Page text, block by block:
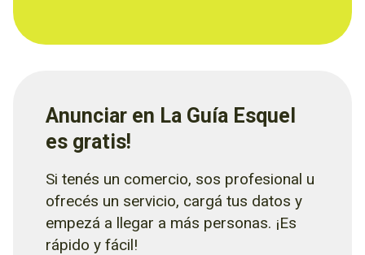
Anunciar en La Guía Esquel
es gratis!
Si tenés un comercio, sos profesional u
ofrecés un servicio, cargá tus datos y
empezá a llegar a más personas. ¡Es
rápido y fácil!